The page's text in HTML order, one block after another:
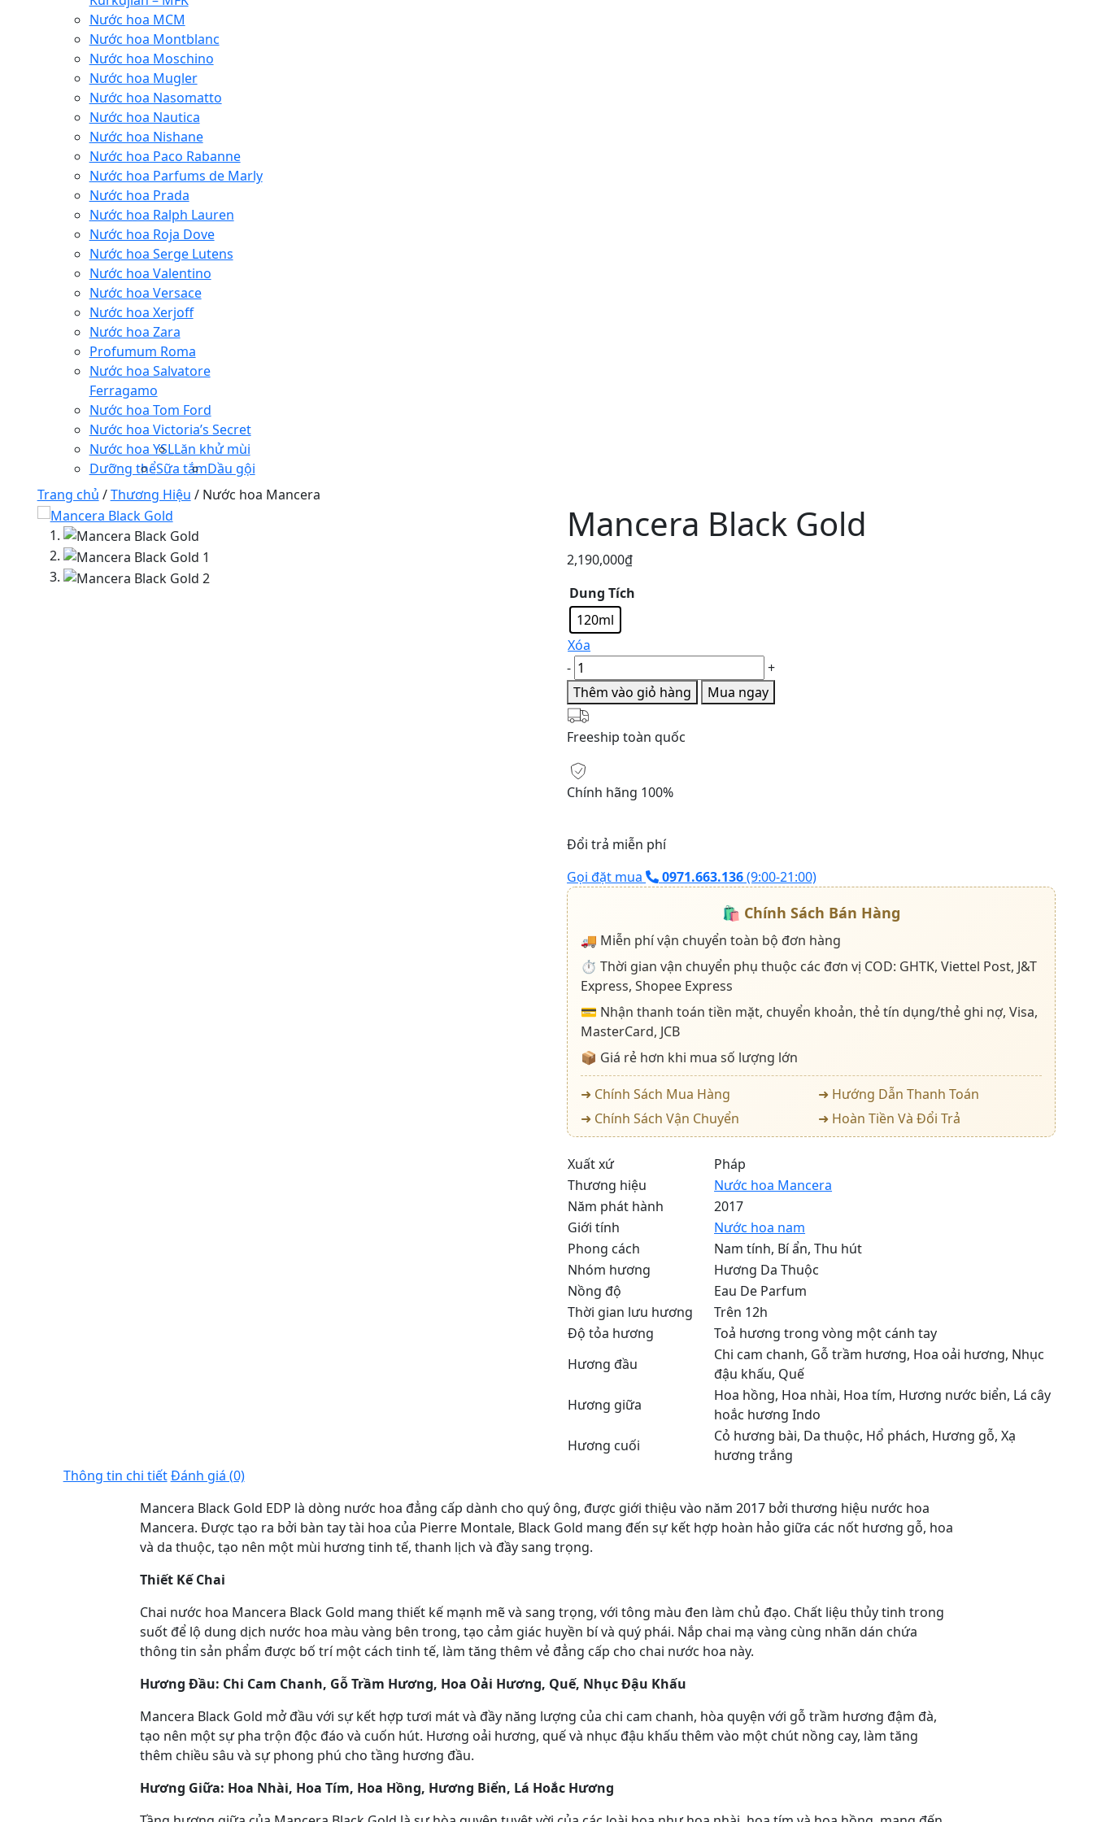
Nước hoa MCM
Nước hoa Montblanc
Nước hoa Moschino
Nước hoa Mugler
Nước hoa Nasomatto
Nước hoa Nautica
Nước hoa Nishane
Nước hoa Paco Rabanne
Nước hoa Parfums de Marly
Nước hoa Prada
Nước hoa Ralph Lauren
Nước hoa Roja Dove
Nước hoa Serge Lutens
Nước hoa Valentino
Nước hoa Versace
Nước hoa Xerjoff
Nước hoa Zara
Profumum Roma
Nước hoa Salvatore
Ferragamo
Nước hoa Tom Ford
Nước hoa Victoria’s Secret
Nước hoa YSLLăn khử mùi
Dưỡng thểSữa tắmDầu gội
Trang chủ /Thương Hiệu / Nước hoa Mancera
Mancera Black Gold
2,190,000₫
Dung Tích
120ml
Xóa
Mancera
Black
Gold
số
lượng
-
+
Thêm vào giỏ hàng
Mua ngay
Freeship toàn quốc
Chính hãng 100%
Đổi trả miễn phí
Gọi đặt mua
0971.663.136(9:00-21:00)
🛍️ Chính Sách Bán Hàng
🚚 Miễn phí vận chuyển toàn bộ đơn hàng
⏱️ Thời gian vận chuyển phụ thuộc các đơn vị COD: GHTK, Viettel Post, J&T
Express, Shopee Express
💳 Nhận thanh toán tiền mặt, chuyển khoản, thẻ tín dụng/thẻ ghi nợ, Visa,
MasterCard, JCB
📦 Giá rẻ hơn khi mua số lượng lớn
➜ Chính Sách Mua Hàng
➜ Hướng Dẫn Thanh Toán
➜ Chính Sách Vận Chuyển
➜ Hoàn Tiền Và Đổi Trả
Xuất xứ
Pháp
Thương hiệu
Nước hoa Mancera
Năm phát hành
2017
Giới tính
Nước hoa nam
Phong cách
Nam tính, Bí ẩn, Thu hút
Nhóm hương
Hương Da Thuộc
Nồng độ
Eau De Parfum
Thời gian lưu hương
Trên 12h
Độ tỏa hương
Toả hương trong vòng một cánh tay
Hương đầu
Chi cam chanh, Gỗ trầm hương, Hoa oải hương, Nhục
đậu khấu, Quế
Hương giữa
Hoa hồng, Hoa nhài, Hoa tím, Hương nước biển, Lá cây
hoắc hương Indo
Hương cuối
Cỏ hương bài, Da thuộc, Hổ phách, Hương gỗ,Xạ
hương trắng
Thông tin chi tiết Đánh giá (0)
Mancera Black Gold EDP là dòng nước hoa đẳng cấp dành cho quý ông, được giới thiệu vào năm 2017 bởi thương hiệu nước hoa
Mancera. Được tạo ra bởi bàn tay tài hoa của Pierre Montale, Black Gold mang đến sự kết hợp hoàn hảo giữa các nốt hương gỗ, hoa
và da thuộc, tạo nên một mùi hương tinh tế, thanh lịch và đầy sang trọng.
Thiết Kế Chai
Chai nước hoa Mancera Black Gold mang thiết kế mạnh mẽ và sang trọng, với tông màu đen làm chủ đạo. Chất liệu thủy tinh trong
suốt để lộ dung dịch nước hoa màu vàng bên trong, tạo cảm giác huyền bí và quý phái. Nắp chai mạ vàng cùng nhãn dán chứa
thông tin sản phẩm được bố trí một cách tinh tế, làm tăng thêm vẻ đẳng cấp cho chai nước hoa này.
Hương Đầu: Chi Cam Chanh, Gỗ Trầm Hương, Hoa Oải Hương, Quế, Nhục Đậu Khấu
Mancera Black Gold mở đầu với sự kết hợp tươi mát và đầy năng lượng của chi cam chanh, hòa quyện với gỗ trầm hương đậm đà,
tạo nên một sự pha trộn độc đáo và cuốn hút. Hương oải hương, quế và nhục đậu khấu thêm vào một chút nồng cay, làm tăng
thêm chiều sâu và sự phong phú cho tầng hương đầu.
Hương Giữa: Hoa Nhài, Hoa Tím, Hoa Hồng, Hương Biển, Lá Hoắc Hương